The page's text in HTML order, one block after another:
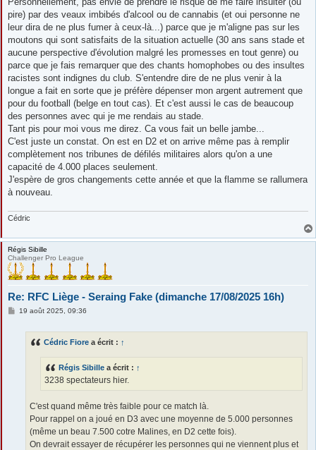
pire) par des veaux imbibés d'alcool ou de cannabis (et oui personne ne
leur dira de ne plus fumer à ceux-là...) parce que je m'aligne pas sur les
moutons qui sont satisfaits de la situation actuelle (30 ans sans stade et
aucune perspective d'évolution malgré les promesses en tout genre) ou
parce que je fais remarquer que des chants homophobes ou des insultes
racistes sont indignes du club. S'entendre dire de ne plus venir à la
longue a fait en sorte que je préfère dépenser mon argent autrement que
pour du football (belge en tout cas). Et c'est aussi le cas de beaucoup
des personnes avec qui je me rendais au stade.
Tant pis pour moi vous me direz. Ca vous fait un belle jambe...
C'est juste un constat. On est en D2 et on arrive même pas à remplir
complètement nos tribunes de défilés militaires alors qu'on a une
capacité de 4.000 places seulement.
J'espère de gros changements cette année et que la flamme se rallumera
à nouveau.
Cédric
Régis Sibille
Challenger Pro League
Re: RFC Liège - Seraing Fake (dimanche 17/08/2025 16h)
M19 août 2025, 09:36
Cédric Fiore a écrit : ↑
Régis Sibille a écrit : ↑
3238 spectateurs hier.
C'est quand même très faible pour ce match là.
Pour rappel on a joué en D3 avec une moyenne de 5.000 personnes
(même un beau 7.500 cotre Malines, en D2 cette fois).
On devrait essayer de récupérer les personnes qui ne viennent plus et